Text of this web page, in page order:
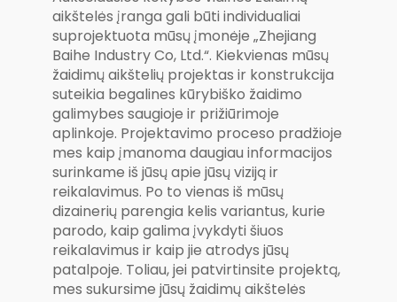
aikštelės įranga gali būti individualiai
suprojektuota mūsų įmonėje „Zhejiang
Baihe Industry Co, Ltd.“. Kiekvienas mūsų
žaidimų aikštelių projektas ir konstrukcija
suteikia begalines kūrybiško žaidimo
galimybes saugioje ir prižiūrimoje
aplinkoje. Projektavimo proceso pradžioje
mes kaip įmanoma daugiau informacijos
surinkame iš jūsų apie jūsų viziją ir
reikalavimus. Po to vienas iš mūsų
dizainerių parengia kelis variantus, kurie
parodo, kaip galima įvykdyti šiuos
reikalavimus ir kaip jie atrodys jūsų
patalpoje. Toliau, jei patvirtinsite projektą,
mes sukursime jūsų žaidimų aikštelės